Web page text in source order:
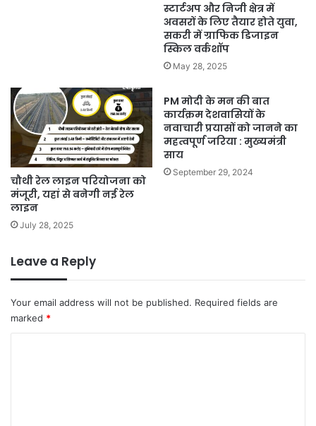
स्टार्टअप और निजी क्षेत्र में
अवसरों के लिए तैयार होते युवा,
सकरी में ग्राफिक डिजाइन
स्किल वर्कशॉप
May 28, 2025
चौथी रेल लाइन परियोजना को
मंजूरी, यहां से बनेगी नई रेल
लाइन
July 28, 2025
PM मोदी के मन की बात
कार्यक्रम देशवासियों के
नवाचारी प्रयासों को जानने का
महत्वपूर्ण जरिया : मुख्यमंत्री
साय
September 29, 2024
Leave a Reply
Your email address will not be published. Required fields are
marked *